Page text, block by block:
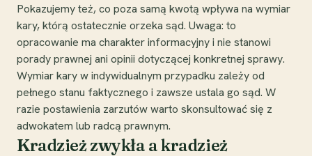
Pokazujemy też, co poza samą kwotą wpływa na wymiar
kary, którą ostatecznie orzeka sąd. Uwaga: to
opracowanie ma charakter informacyjny i nie stanowi
porady prawnej ani opinii dotyczącej konkretnej sprawy.
Wymiar kary w indywidualnym przypadku zależy od
pełnego stanu faktycznego i zawsze ustala go sąd. W
razie postawienia zarzutów warto skonsultować się z
adwokatem lub radcą prawnym.
Kradzież zwykła a kradzież